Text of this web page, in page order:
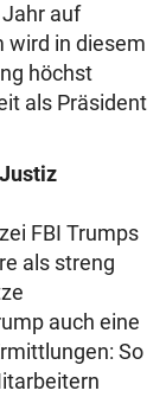
auf
wird in diesem
höchst
als Präsident
FBI Trumps
als streng
auch eine
So